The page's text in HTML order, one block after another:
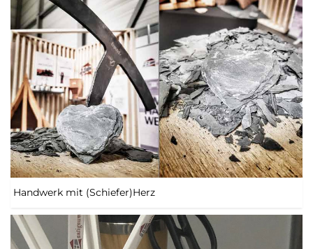
Handwerk mit (Schiefer)Herz